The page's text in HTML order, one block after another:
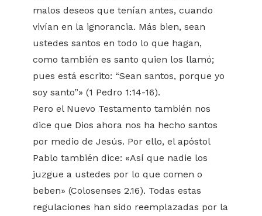
malos deseos que tenían antes, cuando
vivían en la ignorancia. Más bien, sean
ustedes santos en todo lo que hagan,
como también es santo quien los llamó;
pues está escrito: “Sean santos, porque yo
soy santo”» (1 Pedro 1:14-16).
Pero el Nuevo Testamento también nos
dice que Dios ahora nos ha hecho santos
por medio de Jesús. Por ello, el apóstol
Pablo también dice: «Así que nadie los
juzgue a ustedes por lo que comen o
beben» (Colosenses 2.16). Todas estas
regulaciones han sido reemplazadas por la